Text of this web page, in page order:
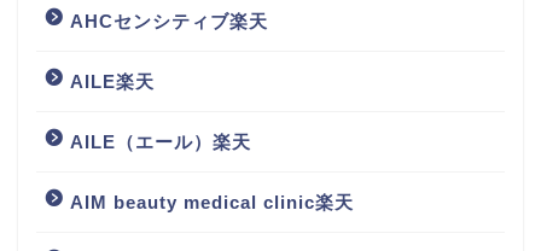
AHCセンシティブ楽天
AILE楽天
AILE（エール）楽天
AIM beauty medical clinic楽天